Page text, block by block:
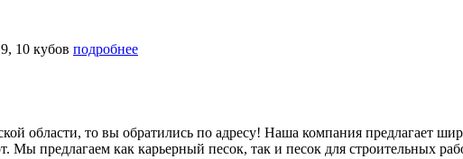
10 кубов подробнее
области, то вы обратились по адресу! Наша компания предлагает
Мы предлагаем как карьерный песок, так и песок для строительных